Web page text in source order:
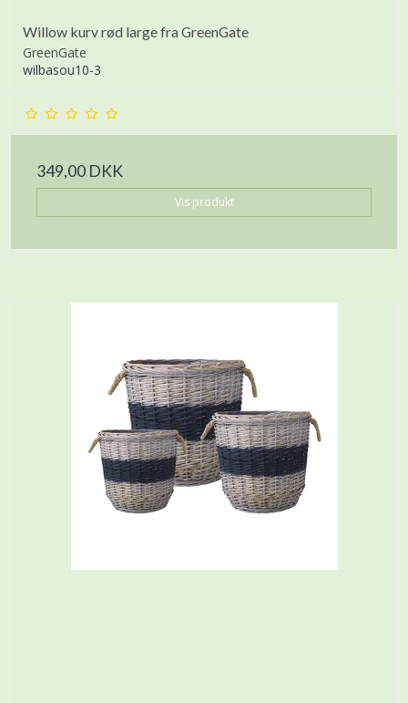
Willow kurv rød large fra GreenGate
GreenGate
wilbasou10-3
349,00 DKK
Vis produkt